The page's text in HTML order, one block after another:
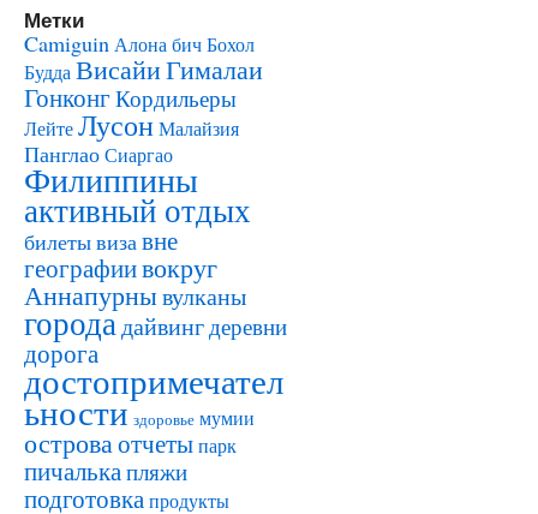
Метки
Camiguin Алона бичБохол
Будда ВисайиГималаи
ГонконгКордильеры
ЛейтеЛусонМалайзия
ПанглаоСиаргао
Филиппины
активный отдых
билетывизавне
географиивокруг
Аннапурнывулканы
городадайвингдеревни
дорога
достопримечател
ьности здоровье мумии
островаотчетыпарк
пичалькапляжи
подготовкапродукты